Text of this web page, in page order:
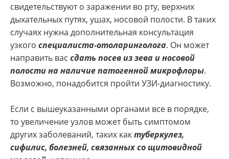
свидетельствуют о заражении во рту, верхних
дыхательных путях, ушах, носовой полости. В таких
случаях нужна дополнительная консультация
узкого специалиста-отоларинголога. Он может
направить вас сдать посев из зева и носовой
полости на наличие патогенной микрофлоры.
Возможно, понадобится пройти УЗИ-диагностику.
Если с вышеуказанными органами все в порядке,
то увеличение узлов может быть симптомом
других заболеваний, таких кактуберкулез,
сифилис, болезней, связанных со щитовидной